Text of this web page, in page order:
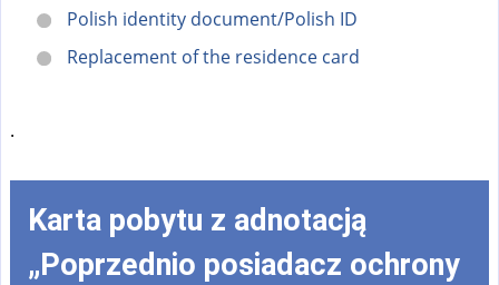
Polish identity document/Polish ID
Replacement of the residence card
.
Karta pobytu z adnotacją
„Poprzednio posiadacz ochrony